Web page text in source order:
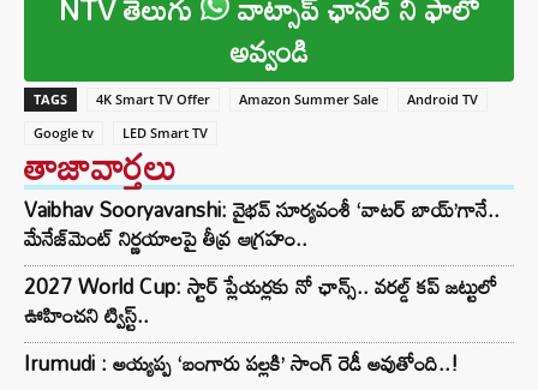
అవ్వండి
TAGS 4K Smart TV Offer Amazon Summer Sale
Android TV
Google tv
LED Smart TV
తాజావార్తలు
Vaibhav Sooryavanshi: వైభవ్ సూర్యవంశీ ‘వాటర్ బాయ్’గానే..
మేనేజ్‌మెంట్ నిర్ణయాలపై తీవ్ర ఆగ్రహం..
2027 World Cup: స్టార్ ప్లేయర్లకు నో ఛాన్స్.. వరల్డ్ కప్ జట్టులో
ఊహించని ట్విస్ట్..
Irumudi : అయ్యప్ప ‘బంగారు పల్లకి’ సాంగ్ రెడీ అవుతోంది..!